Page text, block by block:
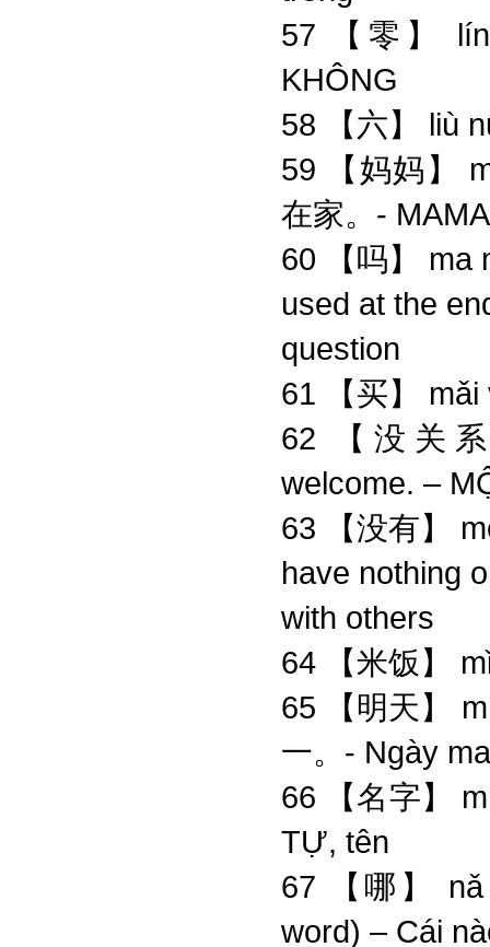
57 【零】
KHÔNG
58 【六】 liù
59 【妈妈】
在家。-
60 【吗】 ma
used at the
question
61 【买】
62 【没关系
welcome. –
63 【没有】
have nothing
with others
64 【米饭】
65 【明天】
一。- Ngày
66 【名字】
TỰ, tên
67 【哪】 nǎ
word) – Cái